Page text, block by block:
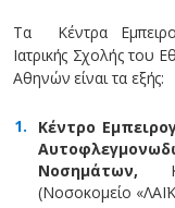
Τα Κέντρα
Ιατρικής Σχολής του
Αθηνών είναι τα εξής:
Κέντρο
Νοσημάτων,
(Νοσοκομείο